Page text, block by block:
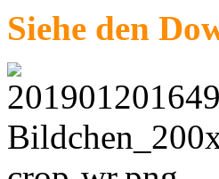
Siehe den